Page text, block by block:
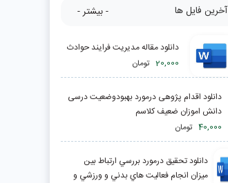
آخرین فایل ها - بیشتر -
دانلود مقاله مدیریت فرایند حوادث
20,000 تومان
دانلود اقدام پژوهی درمورد بهبودوضعیت درسی
دانش اموزان ضعیف کلاسم
40,000 تومان
دانلود تحقیق درمورد بررسي ارتباط بين
ميزان انجام فعاليت هاي بدني و ورزشي و